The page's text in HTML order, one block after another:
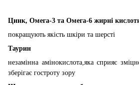
Цинк, Омега-3 та Омега-6 жирні
покращують якість шкіри та шерсті
Таурин
незамінна амінокислота,яка сприяє
зберігає гостроту зору